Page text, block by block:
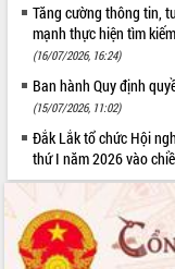
Tăng cường thông tin,
mạnh thực hiện tìm
(16/07/2026, 16:24)
Ban hành Quy định
(15/07/2026, 11:02)
Đắk Lắk tổ chức Hội
thứ I năm 2026 vào